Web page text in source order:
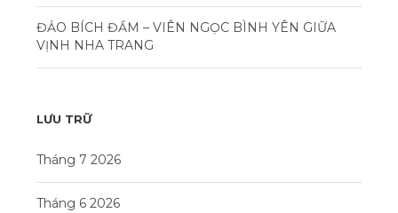
ĐẢO BÍCH ĐẦM – VIÊN NGỌC BÌNH YÊN GIỮA
VỊNH NHA TRANG
LƯU TRỮ
Tháng 7 2026
Tháng 6 2026